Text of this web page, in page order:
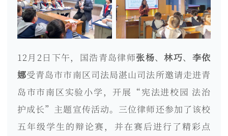
12月2日下午，国浩青岛律师张杨、林巧、 李依
娜受青岛市市南区司法局湛山司法所邀请走进青
岛市市南区实验小学，开展“宪法进校园 法治
护成长”主题宣传活动。三位律师还参加了该校
五年级学生的辩论赛，并在赛后进行了精彩点